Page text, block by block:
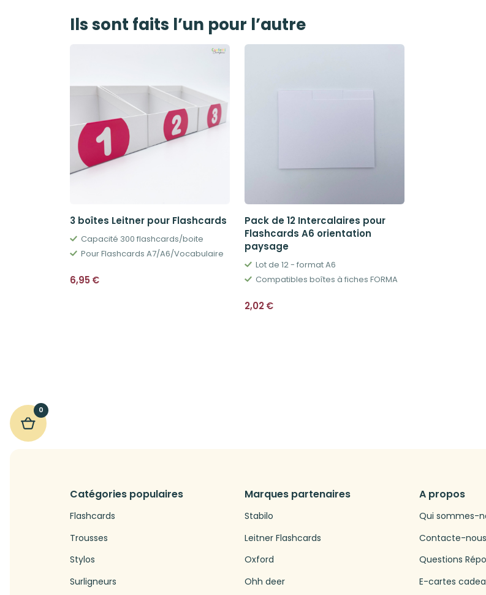
Ils sont faits l’un pour l’autre
3 boîtes Leitner pour Flashcards
Capacité 300 flashcards/boite
Pour Flashcards A7/A6/Vocabulaire
6,95 €
Pack de 12 Intercalaires pour
Flashcards A6 orientation
paysage
Lot de 12 - format A6
Compatibles boîtes à fiches FORMA
2,02€
0
Catégories populaires
Flashcards
Trousses
Stylos
Surligneurs
Marques partenaires
Stabilo
Leitner Flashcards
Oxford
Ohh deer
A propos
Qui sommes-
Contacte-nous
Questions
E-cartes